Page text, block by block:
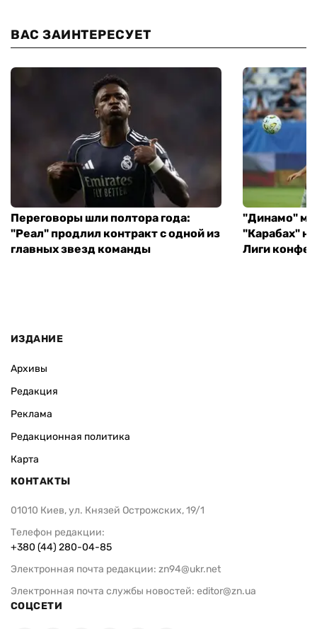
ВАС ЗАИНТЕРЕСУЕТ
Переговоры шли полтора года:
"Реал" продлил контракт с одной из
главных звезд команды
"Динамо"
"Карабах"
Лиги
ИЗДАНИЕ
Архивы
Редакция
Реклама
Редакционная политика
Карта
КОНТАКТЫ
01010 Киев, ул. Князей Острожских, 19/1
Телефон редакции:
+380 (44) 280-04-85
Электронная почта редакции: zn94@ukr.net
Электронная почта службы новостей: editor@zn.ua
СОЦСЕТИ